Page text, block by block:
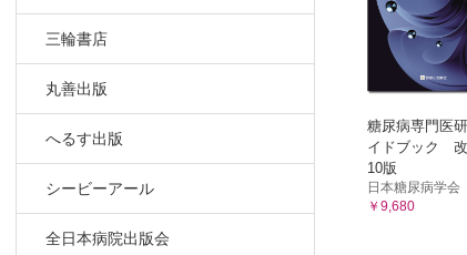
三輪書店
丸善出版
へるす出版
シービーアール
全日本病院出版会
糖尿病専門医
イドブック
10版
日本糖尿病学会
￥9,680